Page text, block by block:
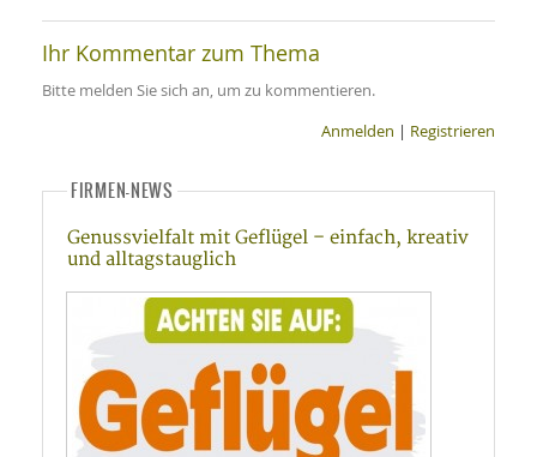
Ihr Kommentar zum Thema
Bitte melden Sie sich an, um zu kommentieren.
Anmelden | Registrieren
FIRMEN-NEWS
Genussvielfalt mit Geflügel – einfach, kreativ
und alltagstauglich